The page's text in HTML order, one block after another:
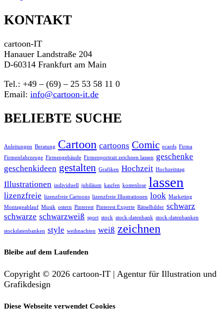
KONTAKT
cartoon-IT
Hanauer Landstraße 204
D-60314 Frankfurt am Main
Tel.: +49 – (69) – 25 53 58 11 0
Email: info@cartoon-it.de
BELIEBTE SUCHE
Anleitungen Beratung Cartoon cartoons Comic ecards Firma
Firmenfahrzeuge Firmengebäude Firmenportrait zeichnen lassen
geschenke
geschenkideen gestalten Grafiken Hochzeit Hochzeitstag
Illustrationen individuell jubiläum kaufen kostenlose lassen
lizenzfreie lizenzfreie Cartoons lizenzfreie Illustrationen look Marketing
Montageablauf Musik ostern Pinterest Pinterest Experte Rätselbilder schwarz
schwarze schwarzweiß sport stock stock-datenbank stock-datenbanken
stockdatenbanken style weihnachten weiß zeichnen
Bleibe auf dem Laufenden
Copyright © 2026 cartoon-IT | Agentur für Illustration und
Grafikdesign
Diese Webseite verwendet Cookies